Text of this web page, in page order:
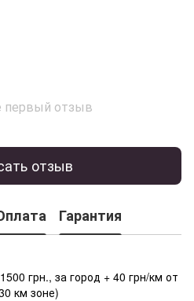
первый отзыв
отзыв
Гарантия
грн., за город + 40 грн/км от
км зоне)